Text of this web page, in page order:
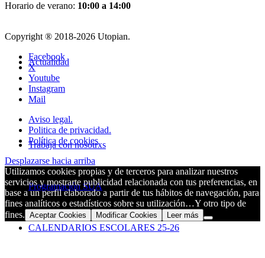
Actualidad
Trabaja con nosotrxs
Programación SUA
CALENDARIOS ESCOLARES 25-26
Horario de verano: 10:00 a 14:00
Copyright ® 2018-2026 Utopian.
Facebook
X
Youtube
Instagram
Mail
Aviso legal.
Politica de privacidad.
Política de cookies
Desplazarse hacia arriba
Utilizamos cookies propias y de terceros para analizar nuestros
servicios y mostrarte publicidad relacionada con tus preferencias, en
base a un perfil elaborado a partir de tus hábitos de navegación, para
fines analíticos o estadísticos sobre su utilización…Y otro tipo de
fines. Aceptar Cookies Modificar Cookies Leer más